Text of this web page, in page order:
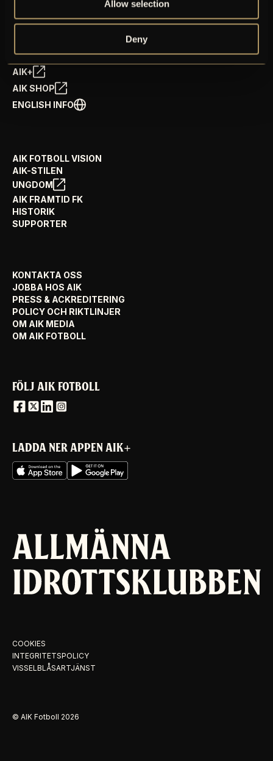
Allow selection
Deny
NYHETER
SPELSCHEMA
PRENUMERERA PÅ NYHETSBREV
AIK+
AIK SHOP
ENGLISH INFO
AIK FOTBOLL VISION
AIK-STILEN
UNGDOM
AIK FRAMTID FK
HISTORIK
SUPPORTER
KONTAKTA OSS
JOBBA HOS AIK
PRESS & ACKREDITERING
POLICY OCH RIKTLINJER
OM AIK MEDIA
OM AIK FOTBOLL
FÖLJ AIK FOTBOLL
LADDA NER APPEN AIK+
COOKIES
INTEGRITETSPOLICY
VISSELBLÅSARTJÄNST
© AIK Fotboll 2026